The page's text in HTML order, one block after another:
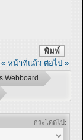
พิมพ์
« หน้าที่แล้ว ต่อไป »
Webboard
กระโดดไป: